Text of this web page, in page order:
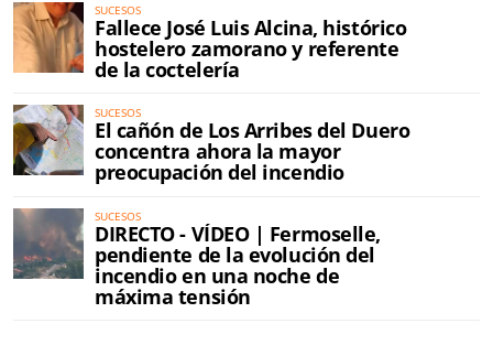
SUCESOS
Fallece José Luis Alcina, histórico
hostelero zamorano y referente
de la coctelería
SUCESOS
El cañón de Los Arribes del Duero
concentra ahora la mayor
preocupación del incendio
SUCESOS
DIRECTO - VÍDEO | Fermoselle,
pendiente de la evolución del
incendio en una noche de
máxima tensión